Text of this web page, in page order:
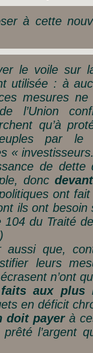
à cette
le voile sur
utilisée : à
mesures
l’Union
qu’à
par
«
de dette
donc
ont
ils ont
104 du Traité
que,
leurs
n’ont
aux plus
en déficit
doit payerà
l’argent